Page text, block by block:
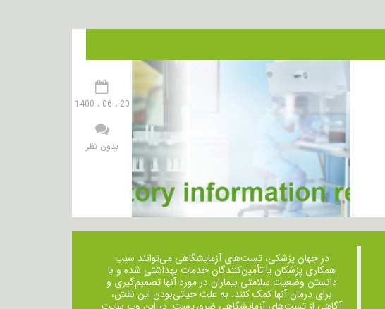
20 ، 06 ، 1400
بدون نظر
در جهان پزشکی، تست‌های آزمایشگاهی می‌توانند سبب
همکاری پزشکان یا تأمین‌کنندگان خدمات بهداشتی شده و با
دانستن وضعیت سلامتی بیماران در مورد آنها تصمیم‌گیری و
برای درمان ‌آنها کمک کنند. به علت حیاتی‌بودن این نقش،